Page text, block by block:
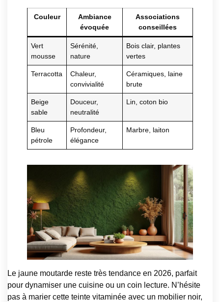
Couleur
Ambiance
évoquée
Associations
conseillées
Vert
mousse
Sérénité,
nature
Bois clair, plantes
vertes
Terracotta
Chaleur,
convivialité
Céramiques, laine
brute
Beige
sable
Douceur,
neutralité
Lin, coton bio
Bleu
pétrole
Profondeur,
élégance
Marbre, laiton
Le jaune moutarde reste très tendance en 2026, parfait
pour dynamiser une cuisine ou un coin lecture. N’hésite
pas à marier cette teinte vitaminée avec un mobilier noir,